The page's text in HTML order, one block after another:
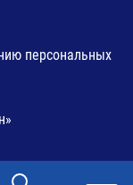
персональных